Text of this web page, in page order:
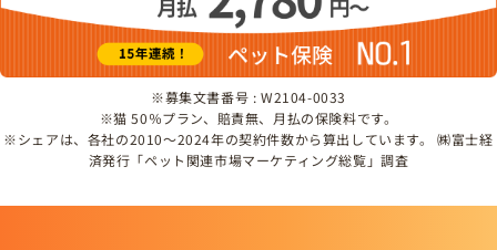
※募集文書番号 : W2104-0033
※猫 50％プラン、賠責無、月払の保険料です。
※シェアは、各社の2010～2024年の契約件数から算出しています。 ㈱富士経
済発行「ペット関連市場マーケティング総覧」調査